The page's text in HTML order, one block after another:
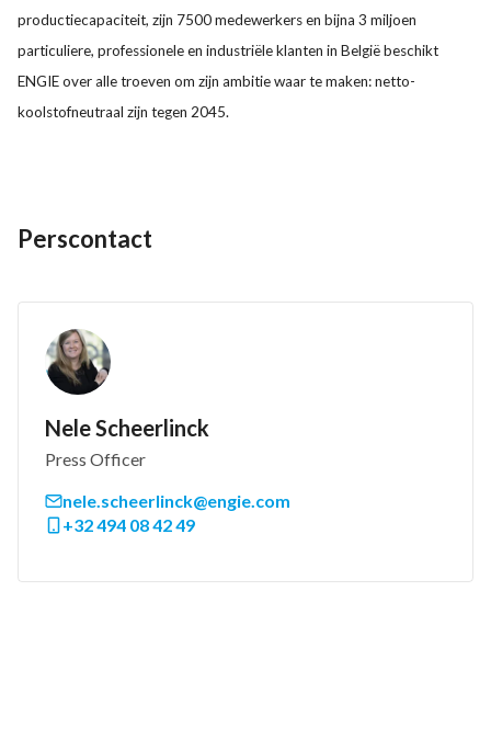
productiecapaciteit, zijn 7500 medewerkers en bijna 3 miljoen
particuliere, professionele en industriële klanten in België beschikt
ENGIE over alle troeven om zijn ambitie waar te maken: netto-
koolstofneutraal zijn tegen 2045.
Perscontact
Nele Scheerlinck
Press Officer
nele.scheerlinck@engie.com
+32 494 08 42 49